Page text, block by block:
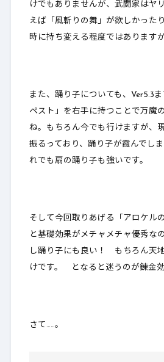
けでもありませんが、武闘家はヤ
えば「風斬りの舞」が欲しかった
時に持ち変える程度ではありますが
また、踊り子についても、Ver5.3
ペスト」を右手に持つことで万魔
ね。もちろん今でも行けますが、
振るっており、踊り子が霞んでし
れでも扇の踊り子も強いです 。
そして今回取りあげる「アロケル
と基礎効果がメチャメチャ優秀な
し踊り子にも良い！ もちろん天
けです。 となると迷うのが錬金効
さて……。